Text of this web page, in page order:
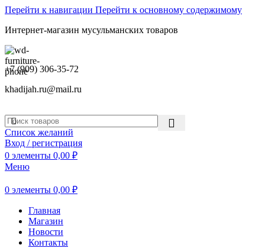
Перейти к навигации Перейти к основному содержимому
Интернет-магазин мусульманских товаров
+7 (909) 306-35-72
khadijah.ru@mail.ru
Список желаний
Вход / регистрация
0 элементы 0,00 ₽
Меню
0 элементы 0,00 ₽
Главная
Магазин
Новости
Контакты